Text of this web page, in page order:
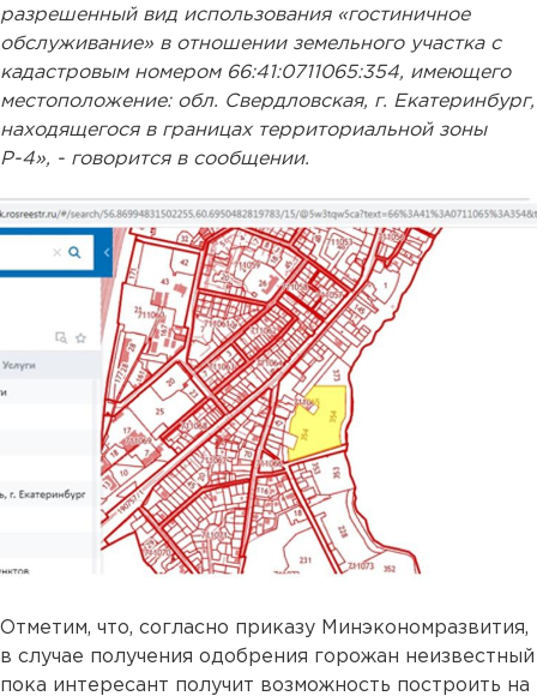
разрешенный вид использования «гостиничное
обслуживание» в отношении земельного участка с
кадастровым номером 66:41:0711065:354, имеющего
местоположение: обл. Свердловская, г. Екатеринбург,
находящегося в границах территориальной зоны
Р-4», - говорится в сообщении.
Отметим, что, согласно приказу Минэкономразвития,
в случае получения одобрения горожан неизвестный
пока интересант получит возможность построить на